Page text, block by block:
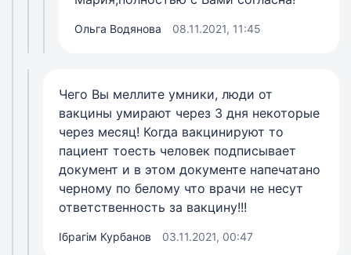
Ольга Водянова 08.11.2021, 11:45
Чего Вы меллите умники, люди от
вакцины умирают через 3 дня некоторые
через месяц! Когда вакцинируют то
пациент тоесть человек подписывает
документ и в этом документе напечатано
черному по белому что врачи не несут
ответственность за вакцину!!!
Ібрагім Курбанов 03.11.2021, 00:47